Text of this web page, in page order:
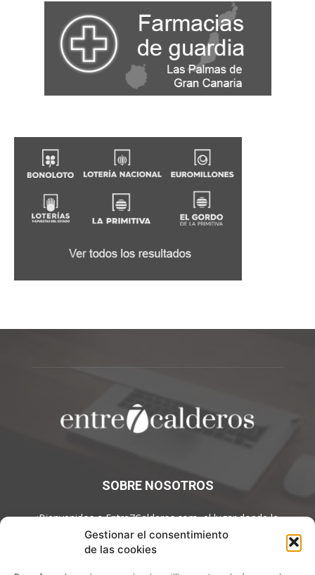
Gestionar el consentimiento
de las cookies
SOBRE NOSOTROS
¡Bienvenidos a Entre7Calderos.com, el lugar donde la
gastronomía y la cultura culinaria se encuentran! Sumérgete en
un mundo de sabores y descubre artículos apasionantes.